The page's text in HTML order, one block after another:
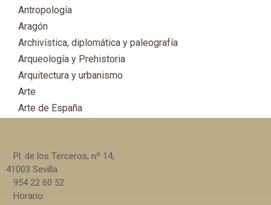
Antropología
Aragón
Archivística, diplomática y paleografía
Arqueología y Prehistoria
Arquitectura y urbanismo
Arte
Arte de España
Asturias
Automovilismo, ciclismo y Motociclismo
Aviación y Aeronáutica
Pl. de los Terceros, nº 14,
41003 Sevilla
954 22 60 52
Horario: